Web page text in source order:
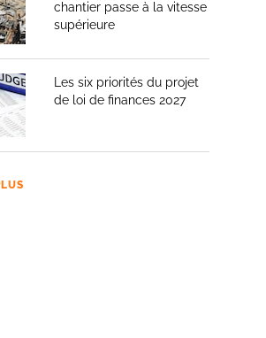
chantier passe à la vitesse
supérieure
Les six priorités du projet
de loi de finances 2027